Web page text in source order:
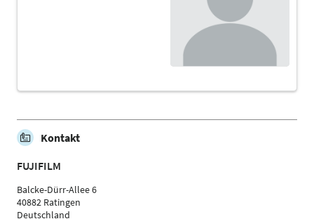
Kontakt
FUJIFILM
Balcke-Dürr-Allee 6
40882 Ratingen
Deutschland